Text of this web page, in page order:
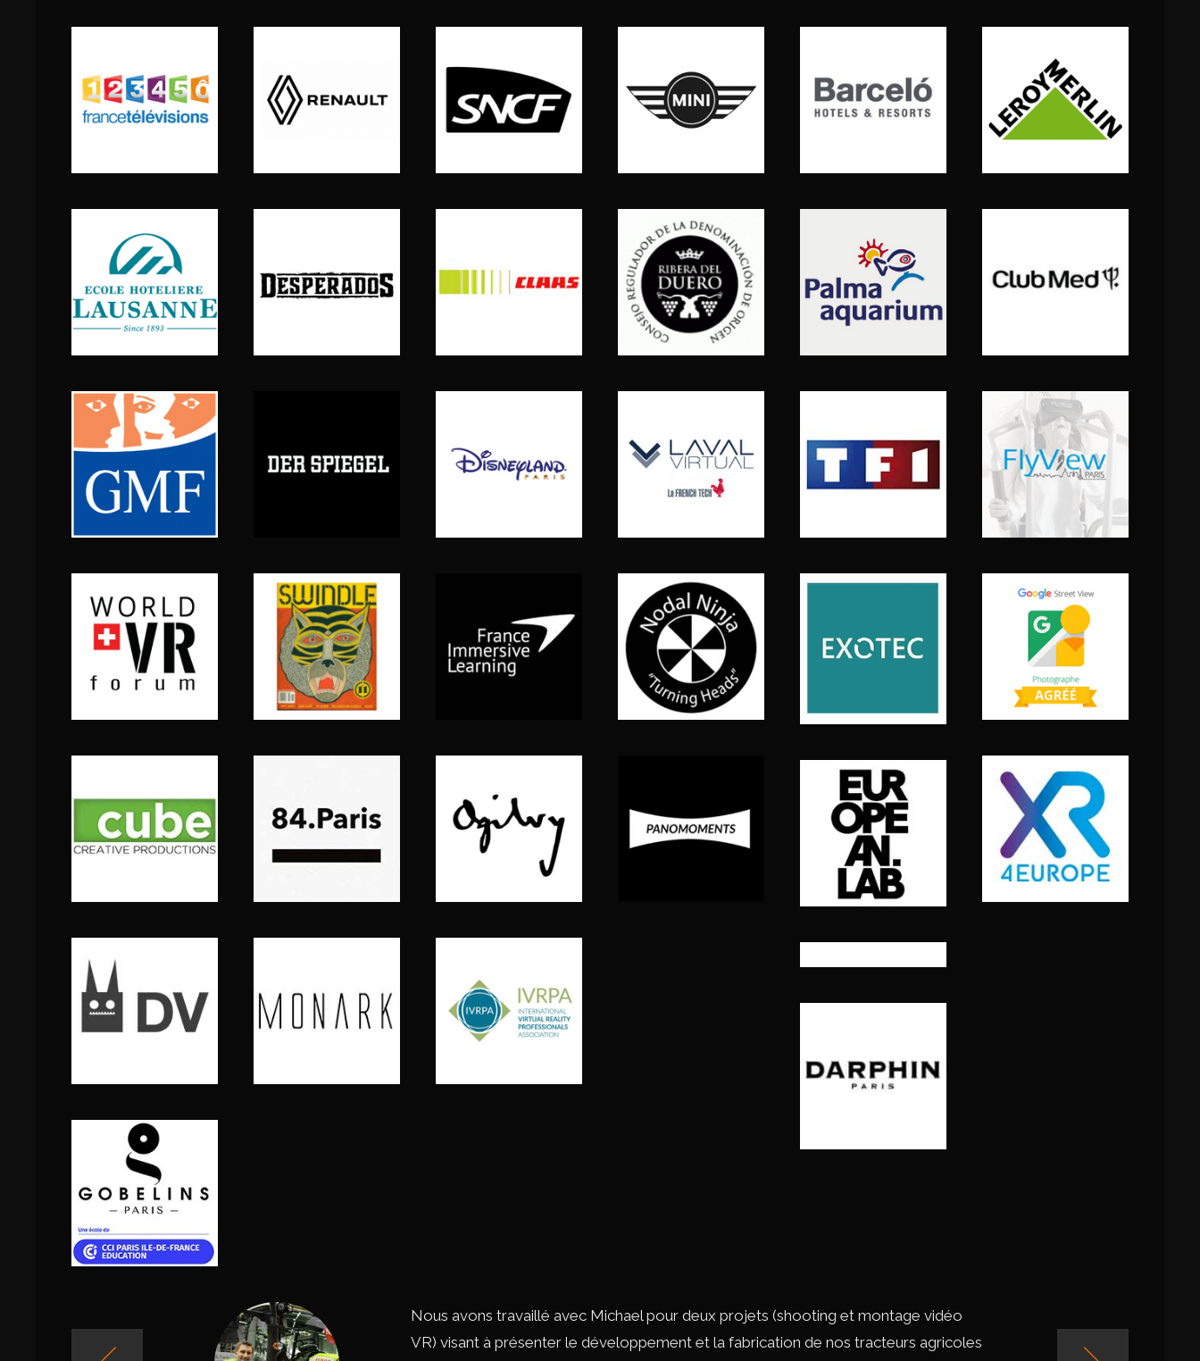
Nous avons travaillé avec Michael pour deux projets (shooting et montage vidéo
VR) visant à présenter le développement et la fabrication de nos tracteurs agricoles